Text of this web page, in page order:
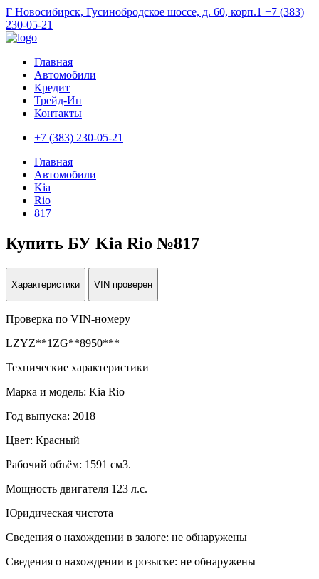
Г Новосибирск, Гусинобродское шоссе, д. 60, корп.1 +7 (383)
230-05-21
Главная
Автомобили
Кредит
Трейд-Ин
Контакты
+7 (383) 230-05-21
Главная
Автомобили
Kia
Rio
817
Купить БУ Kia Rio №817
Характеристики VIN проверен
Проверка по VIN-номеру
LZYZ**1ZG**8950***
Технические характеристики
Марка и модель: Kia Rio
Год выпуска: 2018
Цвет: Красный
Рабочий объём: 1591 см3.
Мощность двигателя 123 л.с.
Юридическая чистота
Сведения о нахождении в залоге: не обнаружены
Сведения о нахождении в розыске: не обнаружены